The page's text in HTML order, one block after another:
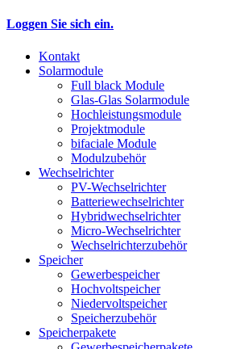
Loggen Sie sich ein.
Kontakt
Solarmodule
Full black Module
Glas-Glas Solarmodule
Hochleistungsmodule
Projektmodule
bifaciale Module
Modulzubehör
Wechselrichter
PV-Wechselrichter
Batteriewechselrichter
Hybridwechselrichter
Micro-Wechselrichter
Wechselrichterzubehör
Speicher
Gewerbespeicher
Hochvoltspeicher
Niedervoltspeicher
Speicherzubehör
Speicherpakete